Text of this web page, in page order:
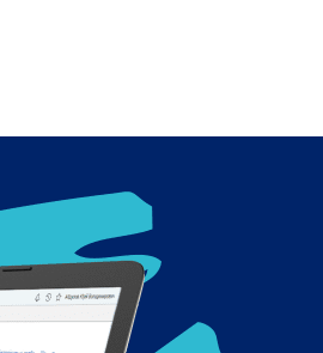
в “BAS АГРО. Бухгалтерія”
в “BAS АГРО. Бухгалтерія”